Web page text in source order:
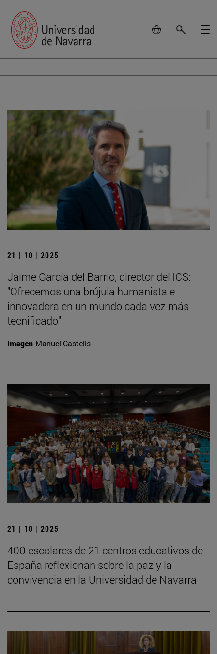
21 | 10 | 2025
Jaime García del Barrio, director del ICS:
"Ofrecemos una brújula humanista e
innovadora en un mundo cada vez más
tecnificado"
Imagen Manuel Castells
21 | 10 | 2025
400 escolares de 21 centros educativos de
España reflexionan sobre la paz y la
convivencia en la Universidad de Navarra